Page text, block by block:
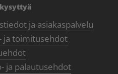
ja asiakaspalvelu
ja toimitusehdot
ja palautusehdot